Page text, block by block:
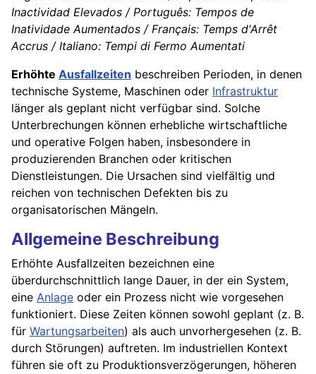
Inactividad Elevados / Português: Tempos de
Inatividade Aumentados / Français: Temps d'Arrêt
Accrus / Italiano: Tempi di Fermo Aumentati
Erhöhte Ausfallzeiten beschreiben Perioden, in denen
technische Systeme, Maschinen oder Infrastruktur
länger als geplant nicht verfügbar sind. Solche
Unterbrechungen können erhebliche wirtschaftliche
und operative Folgen haben, insbesondere in
produzierenden Branchen oder kritischen
Dienstleistungen. Die Ursachen sind vielfältig und
reichen von technischen Defekten bis zu
organisatorischen Mängeln.
Allgemeine Beschreibung
Erhöhte Ausfallzeiten bezeichnen eine
überdurchschnittlich lange Dauer, in der ein System,
eine Anlage oder ein Prozess nicht wie vorgesehen
funktioniert. Diese Zeiten können sowohl geplant (z. B.
für Wartungsarbeiten) als auch unvorhergesehen (z. B.
durch Störungen) auftreten. Im industriellen Kontext
führen sie oft zu Produktionsverzögerungen, höheren